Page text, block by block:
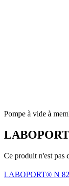
Pompe à vide à
Ce produit n'est pas
LABOPORT® N